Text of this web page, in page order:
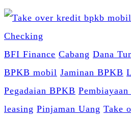
BFI Finance Cabang Dana
BPKB mobil Jaminan BPKB
Pegadaian BPKB
leasing Pinjaman Uang Take